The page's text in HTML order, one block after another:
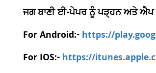
ਜਗ ਬਾਣੀ ਈ-ਪੇਪਰ ਨੂੰ ਪੜ੍ਹਨ ਅਤੇ
For Android:-https://
For IOS:-https://